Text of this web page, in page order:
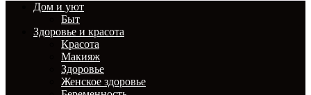
Дом и уют
Быт
Здоровье и красота
Красота
Макияж
Здоровье
Женское здоровье